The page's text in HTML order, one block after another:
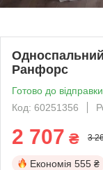
Ранфорс
Готово до відправки
Код: 60251356
2 707 ₴ 3
Економія 555 ₴